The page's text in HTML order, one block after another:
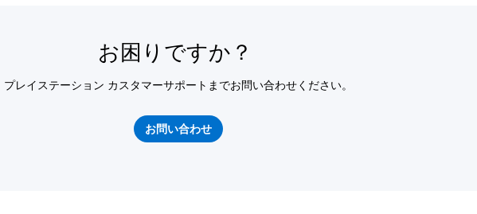
お困りですか？
プレイステーション カスタマーサポートまでお問い合わせください。
お問い合わせ